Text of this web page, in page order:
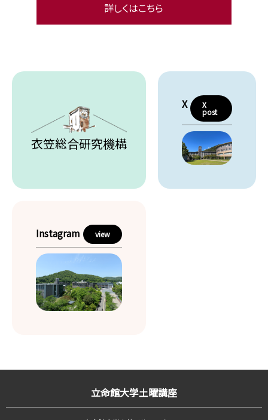
詳しくはこちら
衣笠総合研究機構
X X
post
Instagram view
立命館大学土曜講座